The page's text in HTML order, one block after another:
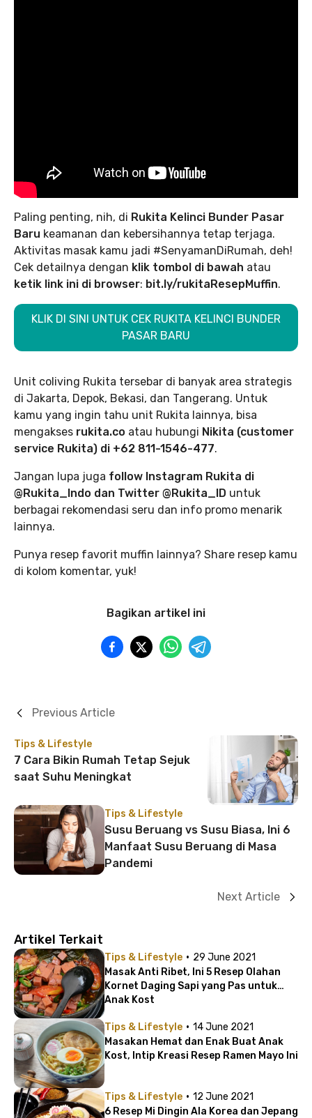
Paling penting, nih, di Rukita Kelinci Bunder Pasar
Baru keamanan dan kebersihannya tetap terjaga.
Aktivitas masak kamu jadi #SenyamanDiRumah, deh!
Cek detailnya dengan klik tombol di bawah atau
ketik link ini di browser: bit.ly/rukitaResepMuffin.
KLIK DI SINI UNTUK CEK RUKITA KELINCI BUNDER
PASAR BARU
Unit coliving Rukita tersebar di banyak area strategis
di Jakarta, Depok, Bekasi, dan Tangerang. Untuk
kamu yang ingin tahu unit Rukita lainnya, bisa
mengakses rukita.co atau hubungi Nikita (customer
service Rukita) di +62 811-1546-477.
Jangan lupa juga follow Instagram Rukita di
@Rukita_Indo dan Twitter @Rukita_ID untuk
berbagai rekomendasi seru dan info promo menarik
lainnya.
Punya resep favorit muffin lainnya? Share resep kamu
di kolom komentar, yuk!
Bagikan artikel ini
Tips & Lifestyle
7 Cara Bikin Rumah Tetap Sejuk
saat Suhu Meningkat
Previous Article
Tips & Lifestyle
Susu Beruang vs Susu Biasa, Ini 6
Manfaat Susu Beruang di Masa
Pandemi
Next Article
Artikel Terkait
Tips & Lifestyle · 29 June 2021
Masak Anti Ribet, Ini 5 Resep Olahan
Kornet Daging Sapi yang Pas untuk
Anak Kost
Tips & Lifestyle · 14 June 2021
Masakan Hemat dan Enak Buat Anak
Kost, Intip Kreasi Resep Ramen Mayo Ini
Tips & Lifestyle · 12 June 2021
6 Resep Mi Dingin Ala Korea dan Jepang